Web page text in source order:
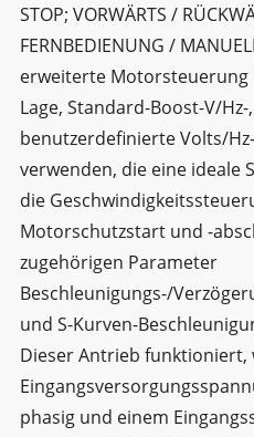
STOP; VORWÄRTS /
FERNBEDIENUNG /
erweiterte
Lage, Standard-Boost-V/
benutzerdefinierte Volts/
verwenden, die eine ideale
die
Motorschutzstart und -
zugehörigen Parameter
Beschleunigungs-/
und S-Kurven-
Dieser Antrieb
phasig und einem